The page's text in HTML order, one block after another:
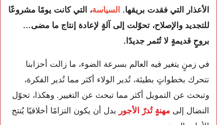
الأعذار التي فقدت بريقها. السياسة، التي كانت يومًا مشروعًا
للتجديد والإصلاح، تحوّلت إلى آلةٍ لإعادة إنتاج ما مضى…
بروحٍ قديمةٍ لا تُثمر جديدًا.
في زمنٍ يتغير فيه العالم بسرعة الضوء، ما زالت أحزابنا
تتحرك بخطواتٍ بطيئة، تُدير الولاء أكثر مما تُدير الفكرة،
وتبحث عن التمويل أكثر مما تبحث عن التغيير. وهكذا، تحوّل
النضال إلى مهنةٍ تُدرّ الأجور بدل أن يكون التزامًا أخلاقيًا يُنتج